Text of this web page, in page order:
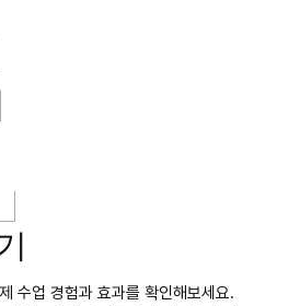
수업 경험과 효과를 확인해보세요.